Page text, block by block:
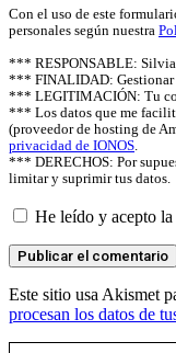
Con el uso de este
personales según nuestra
*** RESPONSABLE:
*** FINALIDAD: Gestionar
*** LEGITIMACIÓN: Tu
*** Los datos que me
(proveedor de hosting de
privacidad de IONOS.
*** DERECHOS: Por
limitar y suprimir tus datos.
He leído y acepto la
Este sitio usa Akismet
procesan los datos de